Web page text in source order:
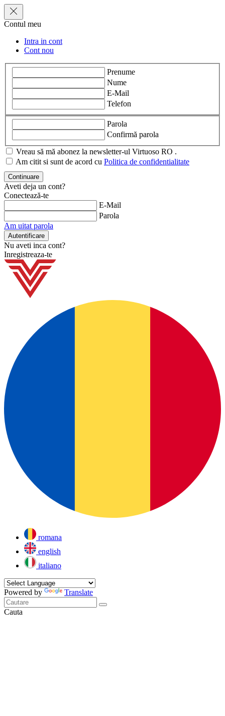
Contul meu
Intra in cont
Cont nou
Prenume
Nume
E-Mail
Telefon
Parola
Confirmă parola
Vreau să mă abonez la newsletter-ul Virtuoso RO .
Am citit si sunt de acord cu Politica de confidentialitate
Aveti deja un cont?
Conectează-te
E-Mail
Parola
Am uitat parola
Nu aveti inca cont?
Inregistreaza-te
romana
english
italiano
Powered by Translate
Cauta